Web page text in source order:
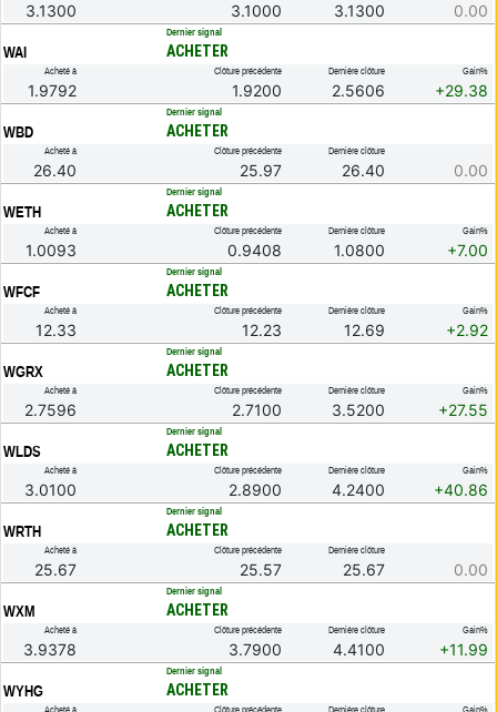
3.1300 3.1000 3.1300 0.00
WAI
Dernier signal
ACHETER
Acheté à
1.9792
Clôture précédente
1.9200
Dernière clôture
2.5606
Gain%
+29.38
WBD
Dernier signal
ACHETER
Acheté à
26.40
Clôture précédente
25.97
Dernière clôture
26.40 0.00
WETH
Dernier signal
ACHETER
Acheté à
1.0093
Clôture précédente
0.9408
Dernière clôture
1.0800
Gain%
+7.00
WFCF
Dernier signal
ACHETER
Acheté à
12.33
Clôture précédente
12.23
Dernière clôture
12.69
Gain%
+2.92
WGRX
Dernier signal
ACHETER
Acheté à
2.7596
Clôture précédente
2.7100
Dernière clôture
3.5200
Gain%
+27.55
WLDS
Dernier signal
ACHETER
Acheté à
3.0100
Clôture précédente
2.8900
Dernière clôture
4.2400
Gain%
+40.86
WRTH
Dernier signal
ACHETER
Acheté à
25.67
Clôture précédente
25.57
Dernière clôture
25.67 0.00
WXM
Dernier signal
ACHETER
Acheté à
3.9378
Clôture précédente
3.7900
Dernière clôture
4.4100
Gain%
+11.99
WYHG
Dernier signal
ACHETER
Acheté à Clôture précédente Dernière clôture Gain%